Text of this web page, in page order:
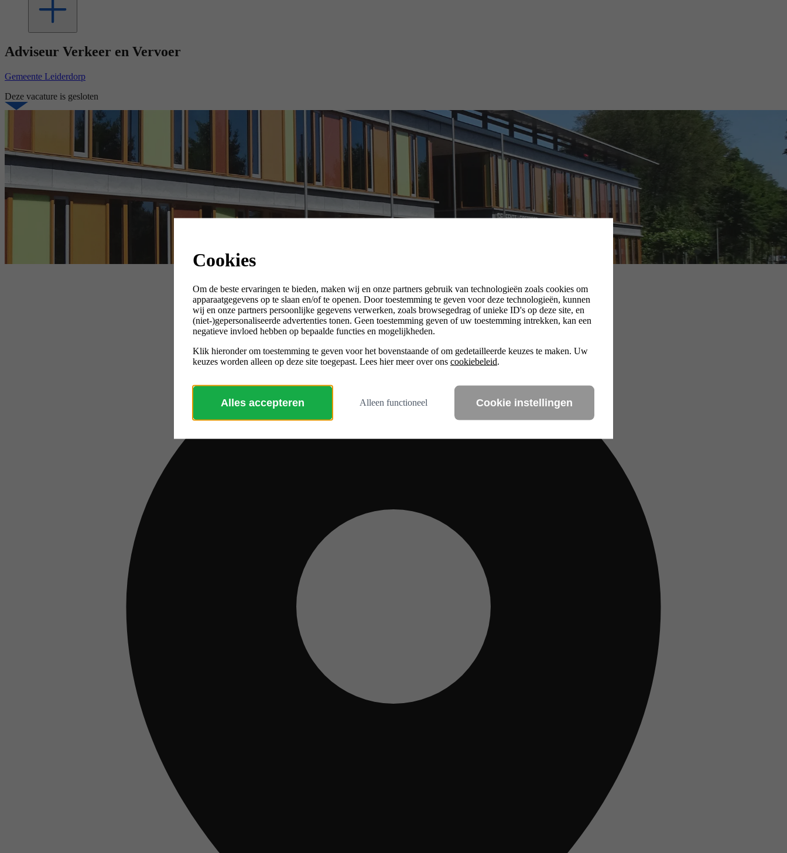
Adviseur Verkeer en Vervoer
Gemeente Leiderdorp
Deze vacature is gesloten
Cookies
Om de beste ervaringen te bieden, maken wij en onze partners gebruik van technologieën zoals cookies om
apparaatgegevens op te slaan en/of te openen. Door toestemming te geven voor deze technologieën, kunnen
wij en onze partners persoonlijke gegevens verwerken, zoals browsegedrag of unieke ID's op deze site, en
(niet-)gepersonaliseerde advertenties tonen. Geen toestemming geven of uw toestemming intrekken, kan een
negatieve invloed hebben op bepaalde functies en mogelijkheden.
Klik hieronder om toestemming te geven voor het bovenstaande of om gedetailleerde keuzes te maken. Uw
keuzes worden alleen op deze site toegepast. Lees hier meer over ons cookiebeleid.
Alles accepteren Alleen functioneel Cookie instellingen